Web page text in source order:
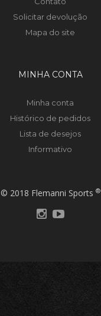
Solicitar devolução
Mapa do site
MINHA CONTA
Minha conta
Histórico de pedidos
Lista de desejos
Informativo
© 2018 Flemanni Sports ®